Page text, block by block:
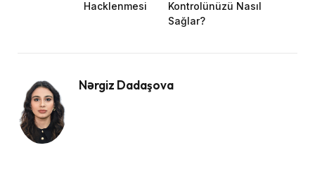
Hacklenmesi
Kontrolünüzü Nasıl
Sağlar?
Nərgiz Dadaşova